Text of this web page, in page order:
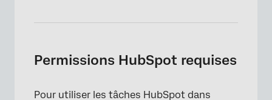
Permissions HubSpot requises
Pour utiliser les tâches HubSpot dans